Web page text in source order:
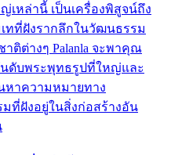
เหล่านี้ เป็นเครื่องพิสูจน์ถึง
ทที่ฝังรากลึกในวัฒนธรรม
ต่างๆ Palanla จะพาคุณ
นดับพระพุทธรูปที่ใหญ่และ
หาความหมายทาง
ที่ฝังอยู่ในสิ่งก่อสร้างอัน